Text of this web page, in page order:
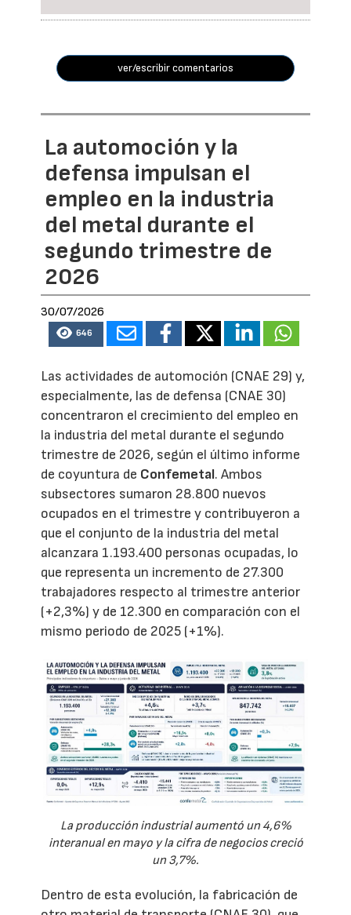
ver/escribir comentarios
La automoción y la
defensa impulsan el
empleo en la industria
del metal durante el
segundo trimestre de
2026
30/07/2026
646
Las actividades de automoción (CNAE 29) y,
especialmente, las de defensa (CNAE 30)
concentraron el crecimiento del empleo en
la industria del metal durante el segundo
trimestre de 2026, según el último informe
de coyuntura de Confemetal. Ambos
subsectores sumaron 28.800 nuevos
ocupados en el trimestre y contribuyeron a
que el conjunto de la industria del metal
alcanzara 1.193.400 personas ocupadas, lo
que representa un incremento de 27.300
trabajadores respecto al trimestre anterior
(+2,3%) y de 12.300 en comparación con el
mismo periodo de 2025 (+1%).
La producción industrial aumentó un 4,6%
interanual en mayo y la cifra de negocios creció
un 3,7%.
Dentro de esta evolución, la fabricación de